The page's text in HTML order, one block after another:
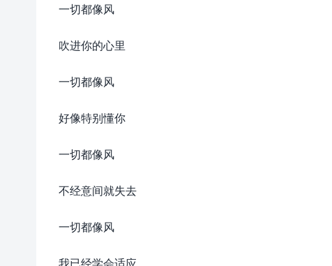
一切都像风
吹进你的心里
一切都像风
好像特别懂你
一切都像风
不经意间就失去
一切都像风